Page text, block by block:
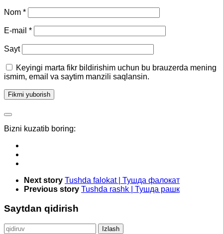
Nom *
E-mail *
Sayt
Keyingi marta fikr bildirishim uchun bu brauzerda mening
ismim, email va saytim manzili saqlansin.
Bizni kuzatib boring:
Next story Tushda falokat | Тушда фалокат
Previous story Tushda rashk | Тушда рашк
Saytdan qidirish
Qidirshish: